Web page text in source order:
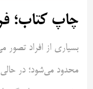
چاپ کتاب؛
بسیاری از افراد تصور
محدود می‌شود؛ در